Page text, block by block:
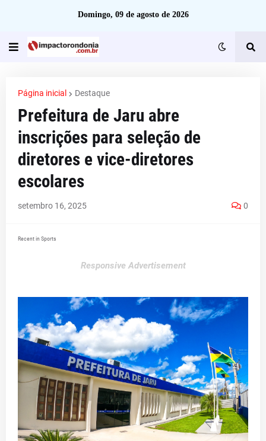
Domingo, 09 de agosto de 2026
Página inicial Destaque
Prefeitura de Jaru abre
inscrições para seleção de
diretores e vice-diretores
escolares
setembro 16, 2025 0
Recent in Sports
Responsive Advertisement